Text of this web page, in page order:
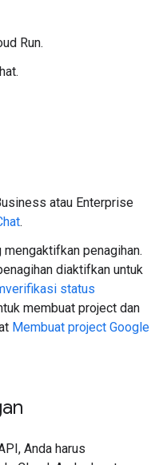
Run.
atau Enterprise
.
penagihan.
diaktifkan untuk
status
membuat project dan
Membuat project Google
Anda harus